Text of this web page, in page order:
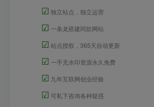
☑ 独立站点，独立运营
☑ 一条龙搭建同款网站
☑ 站点授权，365天自动更新
☑ 一手无水印资源永久免费
☑ 九年互联网创业经验
☑ 可私下咨询各种疑惑